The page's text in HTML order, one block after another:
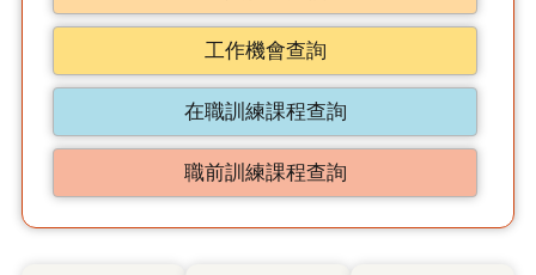
工作機會查詢
在職訓練課程查詢
職前訓練課程查詢